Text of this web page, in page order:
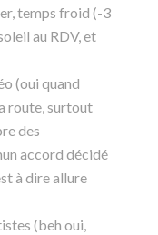
temps froid (-3
au RDV, et
(oui quand
route, surtout
des
accord décidé
à dire allure
(beh oui,